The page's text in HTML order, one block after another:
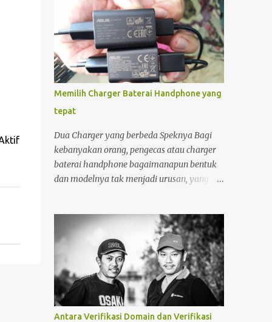
Memilih Charger Baterai Handphone yang
tepat
Dua Charger yang berbeda Speknya Bagi
kebanyakan orang, pengecas atau charger
baterai handphone bagaimanapun bentuk
dan modelnya tak menjadi urusan, yang
Kalau di rumah, yang gadget atau
smartphonenya memiliki terminal yang
sama biasanya charger ayah di pakai ibu,
charger adik dipakai kakak. Apalagi kalau
ditengah perjalanan kehabisan baterai,
minjam charger di warung atau toko. nggak
tahu speknya asal maen colok-colokin.
Antara Verifikasi Domain dan Verifikasi